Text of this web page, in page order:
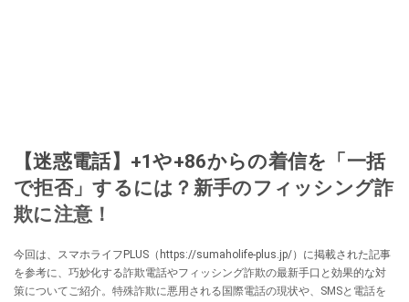
【迷惑電話】+1や+86からの着信を「一括
で拒否」するには？新手のフィッシング詐
欺に注意！
今回は、スマホライフPLUS（https://sumaholife-plus.jp/）に掲載された記事
を参考に、巧妙化する詐欺電話やフィッシング詐欺の最新手口と効果的な対
策についてご紹介。特殊詐欺に悪用される国際電話の現状や、SMSと電話を